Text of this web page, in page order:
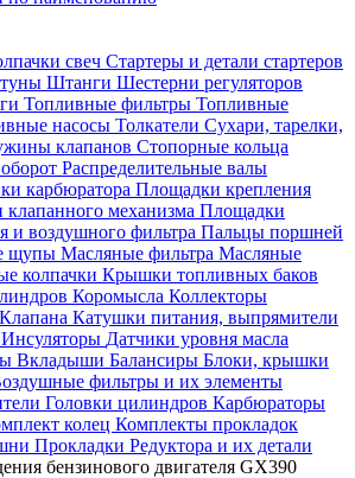
свеч Стартеры и детали стартеров
Штанги Шестерни регуляторов
Топливные фильтры Топливные
насосы Толкатели Сухари, тарелки,
клапанов Стопорные кольца
Распределительные валы
карбюратора Площадки крепления
механизма Площадки
и воздушного фильтра Пальцы поршней
щупы Масляные фильтра Масляные
колпачки Крышки топливных баков
Коромысла Коллекторы
Клапана Катушки питания, выпрямители
Инсуляторы Датчики уровня масла
Вкладыши Балансиры Блоки, крышки
фильтры и их элементы
Головки цилиндров Карбюраторы
колец Комплекты прокладок
Прокладки Редуктора и их детали
бензинового двигателя GX390